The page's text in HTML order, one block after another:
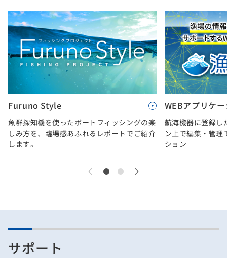
Furuno Style
魚群探知機を使ったボートフィッシングの楽
しみ方を、臨場感あふれるレポートでご紹介
します。
WEBアプリケ
航海機器に登録し
ン上で編集・管理
ション
サポート